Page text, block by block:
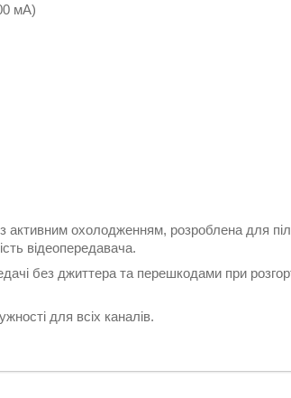
мА)
активним охолодженням, розроблена для
відеопередавача.
без джиттера та перешкодами при
для всіх каналів.